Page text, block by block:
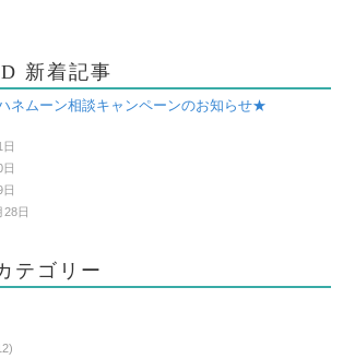
新着記事
ムーン相談キャンペーンのお知らせ★
28日
テゴリー